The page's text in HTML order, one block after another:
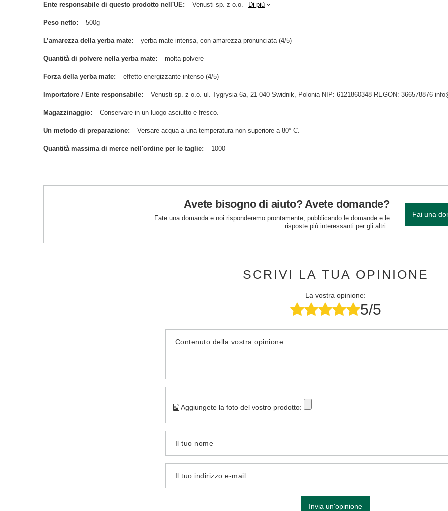
Ente responsabile di questo prodotto nell'UE Venusti sp. z o.o. Di più
Peso netto 500g
L’amarezza della yerba mate yerba mate intensa, con amarezza pronunciata (4/5)
Quantità di polvere nella yerba mate molta polvere
Forza della yerba mate effetto energizzante intenso (4/5)
Importatore / Ente responsabile Venusti sp. z o.o. ul. Tygrysia 6a, 21-040 Świdnik, Polonia NIP: 6121860348 REGON: 366578876
Magazzinaggio Conservare in un luogo asciutto e fresco.
Un metodo di preparazione Versare acqua a una temperatura non superiore a 80° C.
Quantità massima di merce nell'ordine per le taglie 1000
Avete bisogno di aiuto? Avete domande?
Fate una domanda e noi risponderemo prontamente, pubblicando le domande e le
risposte più interessanti per gli altri..
Fai una
SCRIVI LA TUA OPINIONE
La vostra opinione:
5/5
Contenuto della vostra opinione
Aggiungete la foto del vostro prodotto:
Il tuo nome
Il tuo indirizzo e-mail
Invia un'opinione